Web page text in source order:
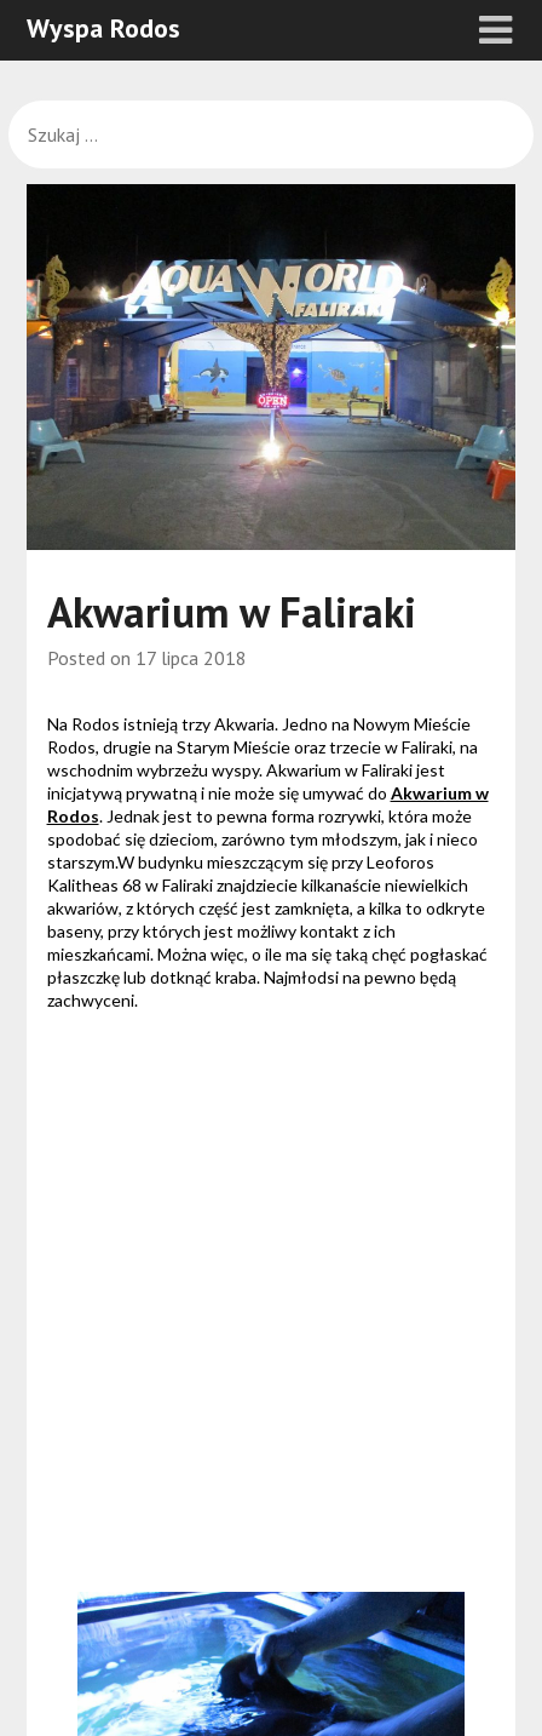
Wyspa Rodos
Akwarium w Faliraki
Posted on 17 lipca 2018
Na Rodos istnieją trzy Akwaria. Jedno na Nowym Mieście
Rodos, drugie na Starym Mieście oraz trzecie w Faliraki, na
wschodnim wybrzeżu wyspy. Akwarium w Faliraki jest
inicjatywą prywatną i nie może się umywać do Akwarium w
Rodos. Jednak jest to pewna forma rozrywki, która może
spodobać się dzieciom, zarówno tym młodszym, jak i nieco
starszym.W budynku mieszczącym się przy Leoforos
Kalitheas 68 w Faliraki znajdziecie kilkanaście niewielkich
akwariów, z których część jest zamknięta, a kilka to odkryte
baseny, przy których jest możliwy kontakt z ich
mieszkańcami. Można więc, o ile ma się taką chęć pogłaskać
płaszczkę lub dotknąć kraba. Najmłodsi na pewno będą
zachwyceni.